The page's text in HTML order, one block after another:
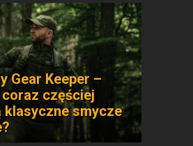
Gear Keeper –
częściej
klasyczne smycze